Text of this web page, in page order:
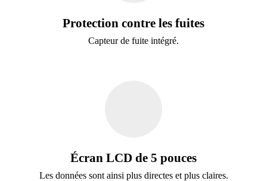
Protection contre les fuites
Capteur de fuite intégré.
Écran LCD de 5 pouces
Les données sont ainsi plus directes et plus claires.